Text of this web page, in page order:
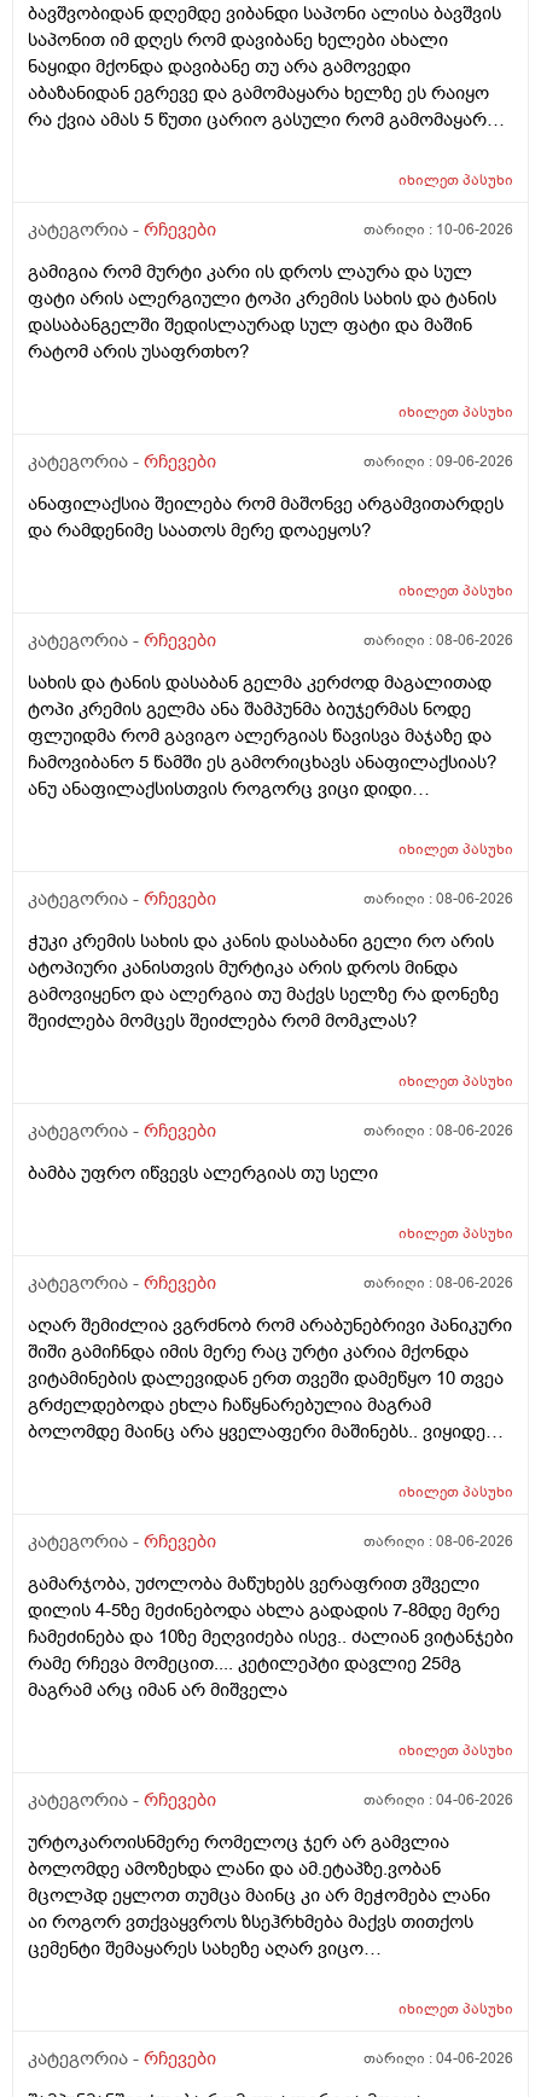
ბავშვობიდან დღემდე ვიბანდი საპონი ალისა ბავშვის
საპონით იმ დღეს რომ დავიბანე ხელები ახალი
ნაყიდი მქონდა დავიბანე თუ არა გამოვედი
აბაზანიდან ეგრევე და გამომაყარა ხელზე ეს რაიყო
რა ქვია ამას 5 წუთი ცარიო გასული რომ გამომაყარა
იხილეთპასუხი
კატეგორია - რჩევები თარიღი : 10-06-2026
გამიგია რომ მურტი კარი ის დროს ლაურა და სულ
ფატი არის ალერგიული ტოპი კრემის სახის და ტანის
დასაბანგელში შედისლაურად სულ ფატი და მაშინ
რატომ არის უსაფრთხო?
იხილეთპასუხი
კატეგორია - რჩევები თარიღი :09-06-2026
ანაფილაქსია შეილება რომ მაშონვე არგამვითარდეს
და რამდენიმე საათოს მერე დოაეყოს?
იხილეთპასუხი
კატეგორია - რჩევები თარიღი :08-06-2026
სახის და ტანის დასაბან გელმა კერძოდ მაგალითად
ტოპი კრემის გელმა ანა შამპუნმა ბიუჯერმას ნოდე
ფლუიდმა რომ გავიგო ალერგიას წავისვა მაჯაზე და
ჩამოვიბანო 5 წამში ეს გამორიცხავს ანაფილაქსიას?
ანუ ანაფილაქსისთვის როგორც ვიცი დიდი
ანაფილაქცია განვითარდეს სწორია? ანუ იმ
კონკრეტული რაღაც ნივთიერების მიმართ ეს ტესტი
ტესტი დიდი დიდი გამოყაროს ხო?
იხილეთპასუხი
კატეგორია - რჩევები თარიღი :08-06-2026
ჭუკი კრემის სახის და კანის დასაბანი გელი რო არის
ატოპიური კანისთვის მურტიკა არის დროს მინდა
გამოვიყენო და ალერგია თუ მაქვს სელზე რა დონეზე
შეიძლება მომცეს შეიძლება რომ მომკლას?
იხილეთპასუხი
კატეგორია - რჩევები თარიღი :08-06-2026
ბამბა უფრო იწვევს ალერგიას თუ სელი
იხილეთპასუხი
კატეგორია - რჩევები თარიღი :08-06-2026
აღარ შემიძლია ვგრძნობ რომ არაბუნებრივი პანიკური
შიში გამიჩნდა იმის მერე რაც ურტი კარია მქონდა
ვიტამინების დალევიდან ერთ თვეში დამეწყო 10 თვეა
გრძელდებოდა ეხლა ჩაწყნარებულია მაგრამ
ბოლომდე მაინც არა ყველაფერი მაშინებს.. ვიყიდე
არა.მაშონ ანაფილაქსია ხომ არ მექმება?
ცუდათ ვხდებინშოშოსგან მარტო მაშინებს ეს
ონტელექტოც ანაფილაქსიას ახსენებს სულ დამამე
როზა
იხილეთპასუხი
კატეგორია - რჩევები თარიღი :08-06-2026
გამარჯობა, უძოლობა მაწუხებს ვერაფრით ვშველი
დილის 4-5ზე მეძინებოდა ახლა გადადის 7-8მდე მერე
ჩამეძინება და 10ზე მეღვიძება ისევ.. ძალიან ვიტანჯები
რამე რჩევა მომეცით.... კეტილეპტი დავლიე 25მგ
მაგრამ არც იმან არ მიშველა
იხილეთპასუხი
კატეგორია - რჩევები თარიღი :04-06-2026
ურტოკაროისნმერე რომელოც ჯერ არ გამვლია
ბოლომდე ამოზეხდა ლანი და ამ.ეტაპზე.ვობან
მცოლპდ ეყლოთ თუმცა მაინც კი არ მეჭომება ლანი
აი როგორ ვთქვაყვროს ზსეჰრხმება მაქვს თითქოს
ცემენტი შემაყარეს სახეზე აღარ ვიცო
წვალებაშო..სულ ბავშობიდან დღემდე ალისა საპონს
2036წელს.ვეღარ ბხმღობ.მცპლპდნეყალოც კი ესეთ
იხილეთპასუხი
კატეგორია - რჩევები თარიღი :04-06-2026